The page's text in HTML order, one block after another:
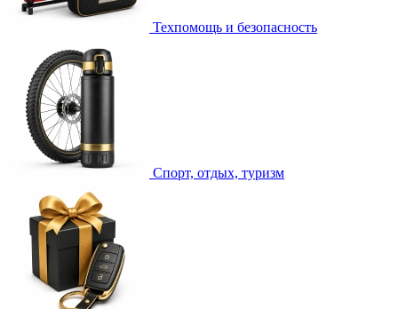
Техпомощь и безопасность
Спорт, отдых, туризм